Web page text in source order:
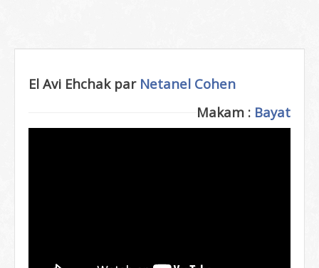
El Avi Ehchak par Netanel Cohen
Makam : Bayat